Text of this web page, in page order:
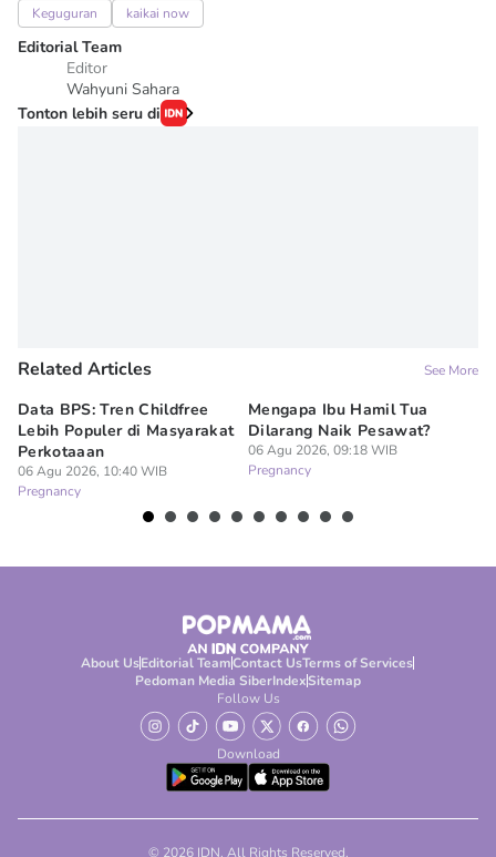
Keguguran kaikai now
Editorial Team
Editor
Wahyuni Sahara
Tonton lebih seru di
Related Articles See More
Data BPS: Tren Childfree
Lebih Populer di Masyarakat
Perkotaaan
06 Agu 2026, 10:40 WIB
Pregnancy
Mengapa Ibu Hamil Tua
Dilarang Naik Pesawat?
06 Agu 2026, 09:18 WIB
Pregnancy
About UsEditorial TeamContact UsTerms of Services
Pedoman Media SiberIndexSitemap
Follow Us
Download
© 2026 IDN. All Rights Reserved.